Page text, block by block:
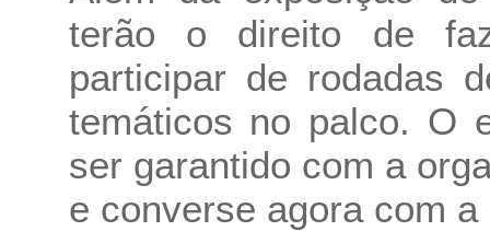
terão o direito de
participar de rodadas
temáticos no palco. O
ser garantido com a
e converse agora com